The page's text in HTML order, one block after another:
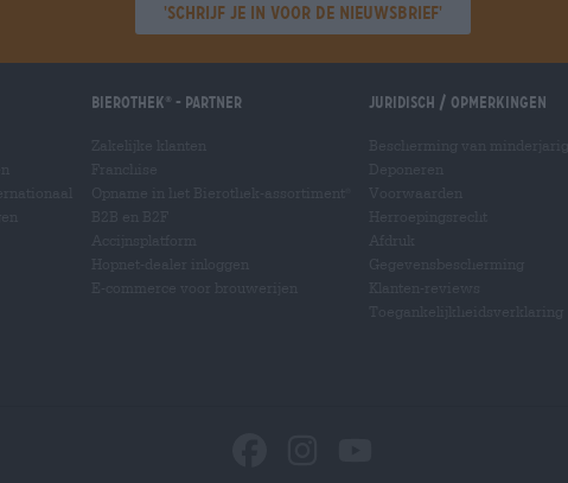
'Schrijf je in voor de nieuwsbrief'
Bierothek - Partner Juridisch / Opmerkingen